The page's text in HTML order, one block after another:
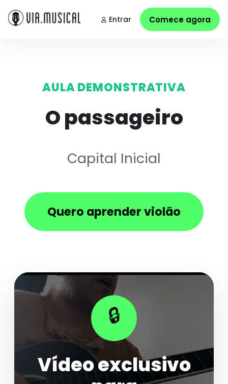
Entrar Comece agora
AULA DEMONSTRATIVA
O passageiro
Capital Inicial
Quero aprender violão
🔒
Vídeo exclusivo